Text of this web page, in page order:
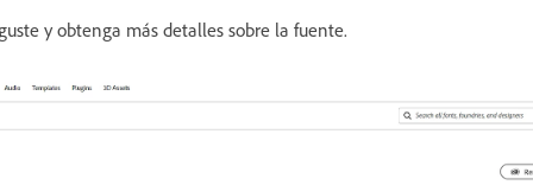
y obtenga más detalles sobre la fuente.